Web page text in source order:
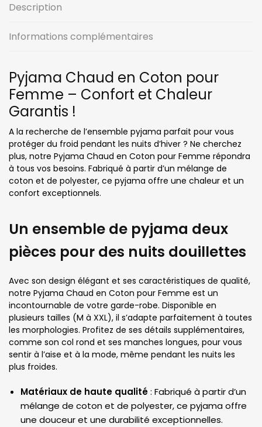
Description
Informations complémentaires
Pyjama Chaud en Coton pour
Femme – Confort et Chaleur
Garantis !
A la recherche de l’ensemble pyjama parfait pour vous
protéger du froid pendant les nuits d’hiver ? Ne cherchez
plus, notre Pyjama Chaud en Coton pour Femme répondra
à tous vos besoins. Fabriqué à partir d’un mélange de
coton et de polyester, ce pyjama offre une chaleur et un
confort exceptionnels.
Un ensemble de pyjama deux
pièces pour des nuits douillettes
Avec son design élégant et ses caractéristiques de qualité,
notre Pyjama Chaud en Coton pour Femme est un
incontournable de votre garde-robe. Disponible en
plusieurs tailles (M à XXL), il s’adapte parfaitement à toutes
les morphologies. Profitez de ses détails supplémentaires,
comme son col rond et ses manches longues, pour vous
sentir à l’aise et à la mode, même pendant les nuits les
plus froides.
Matériaux de haute qualité: Fabriqué à partir d’un
mélange de coton et de polyester, ce pyjama offre
une douceur et une durabilité exceptionnelles.